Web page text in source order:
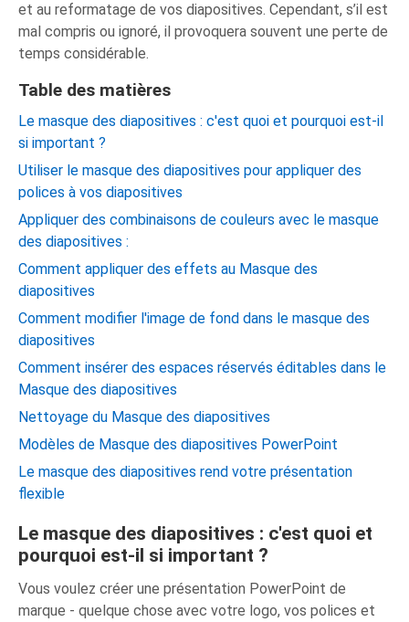
et au reformatage de vos diapositives. Cependant, s’il est
mal compris ou ignoré, il provoquera souvent une perte de
temps considérable.
Table des matières
Le masque des diapositives : c'est quoi et pourquoi est-il
si important ?
Utiliser le masque des diapositives pour appliquer des
polices à vos diapositives
Appliquer des combinaisons de couleurs avec le masque
des diapositives :
Comment appliquer des effets au Masque des
diapositives
Comment modifier l'image de fond dans le masque des
diapositives
Comment insérer des espaces réservés éditables dans le
Masque des diapositives
Nettoyage du Masque des diapositives
Modèles de Masque des diapositives PowerPoint
Le masque des diapositives rend votre présentation
flexible
Le masque des diapositives : c'est quoi et
pourquoi est-il si important ?
Vous voulez créer une présentation PowerPoint de
marque - quelque chose avec votre logo, vos polices et